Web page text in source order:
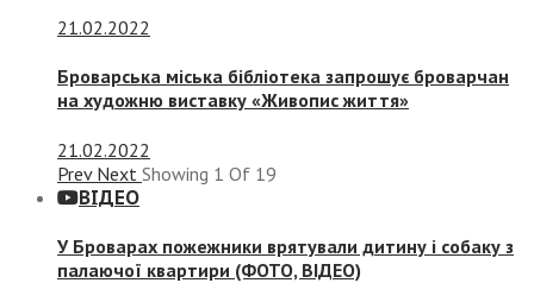
21.02.2022
Броварська міська бібліотека запрошує броварчан
на художню виставку «Живопис життя»
21.02.2022
Prev Next Showing 1 Of 19
ВІДЕО
У Броварах пожежники врятували дитину і собаку з
палаючої квартири (ФОТО, ВІДЕО)